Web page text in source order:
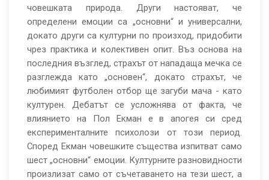
човешката природа. Други настояват, че
определени емоции са „основни“ и универсални,
докато други са културни по произход, придобити
чрез практика и колективен опит. Въз основа на
последния възглед, страхът от нападаща мечка се
разглежда като „основен“, докато страхът, че
любимият футболен отбор ще загуби мача - като
културен. Дебатът се усложнява от факта, че
влиянието на Пол Екман е в апогея си сред
експерименталните психолози от този период.
Според Екман човешките същества изпитват само
шест „основни“ емоции. Културните разновидности
произлизат само от съчетаването на тези шест, а